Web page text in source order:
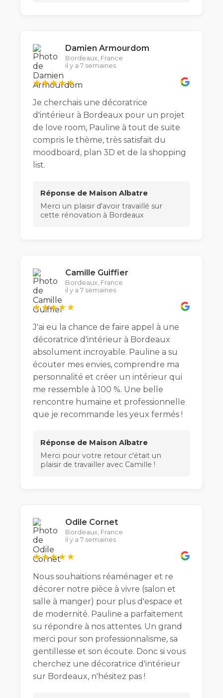
Damien Armourdom
Bordeaux, France
il y a 7 semaines
★★★★★
Je cherchais une décoratrice
d'intérieur à Bordeaux pour un projet
de love room, Pauline à tout de suite
compris le thème, très satisfait du
moodboard, plan 3D et de la shopping
list.
Réponse de Maison Albatre
Merci un plaisir d'avoir travaillé sur
cette rénovation à Bordeaux
Camille Guiffier
Bordeaux, France
il y a 7 semaines
★★★★★
J'ai eu la chance de faire appel à une
décoratrice d'intérieur à Bordeaux
absolument incroyable. Pauline a su
écouter mes envies, comprendre ma
personnalité et créer un intérieur qui
me ressemble à 100 %. Une belle
rencontre humaine et professionnelle
que je recommande les yeux fermés !
Réponse de Maison Albatre
Merci pour votre retour c'était un
plaisir de travailler avec Camille !
Odile Cornet
Bordeaux, France
il y a 7 semaines
★★★★★
Nous souhaitions réaménager et re
décorer notre pièce à vivre (salon et
salle à manger) pour plus d'espace et
de modernité. Pauline a parfaitement
su répondre à nos attentes. Un grand
merci pour son professionnalisme, sa
gentillesse et son écoute. Donc si vous
cherchez une décoratrice d'intérieur
sur Bordeaux, n'hésitez pas !